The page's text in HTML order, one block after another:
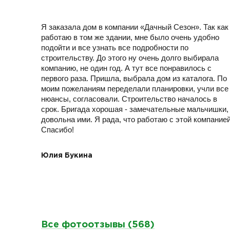
Я заказала дом в компании «Дачный Сезон». Так как
работаю в том же здании, мне было очень удобно
подойти и все узнать все подробности по
строительству. До этого ну очень долго выбирала
компанию, не один год. А тут все понравилось с
первого раза. Пришла, выбрала дом из каталога. По
моим пожеланиям переделали планировки, учли все
нюансы, согласовали. Строительство началось в
срок. Бригада хорошая - замечательные мальчишки,
довольна ими. Я рада, что работаю с этой
Спасибо!
Юлия Букина
Все фотоотзывы (568)